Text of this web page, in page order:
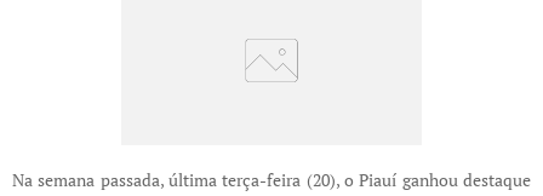
Na semana passada, última terça-feira (20), o Piauí ganhou destaque